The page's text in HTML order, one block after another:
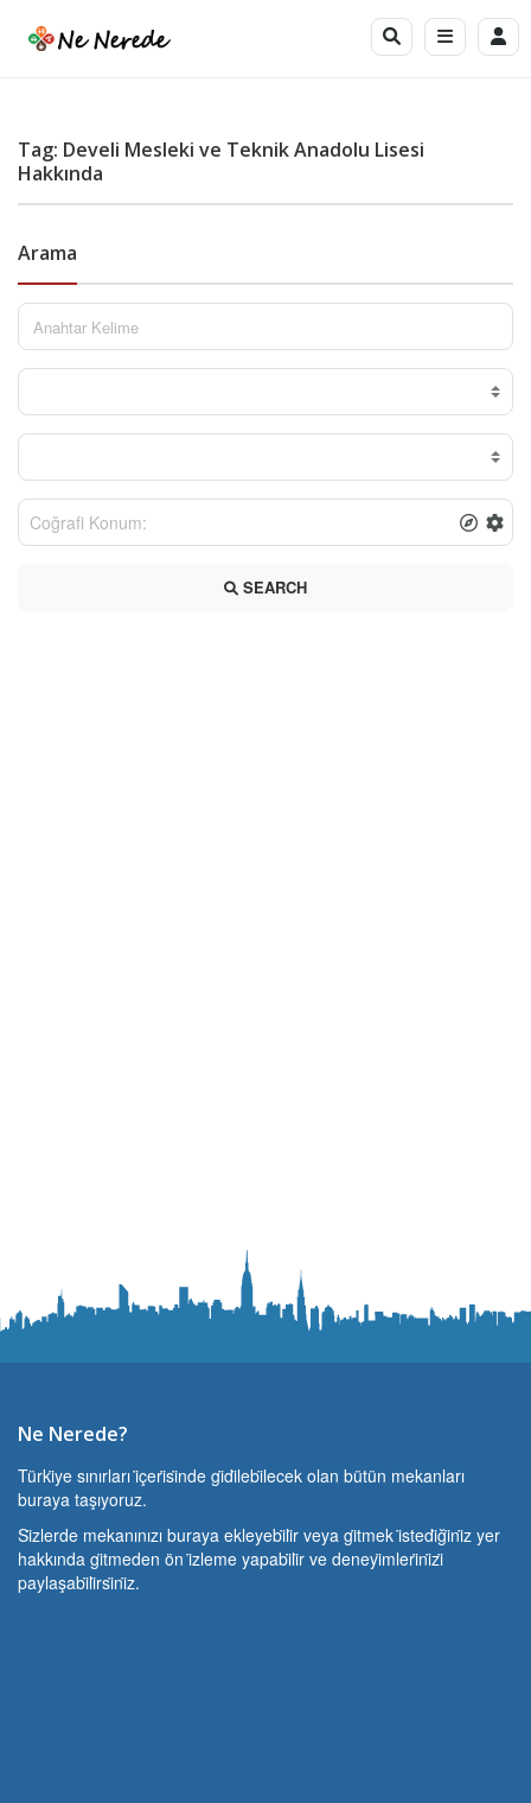
Tag: Develi Mesleki ve Teknik Anadolu Lisesi
Hakkında
Arama
SEARCH
Ne Nerede?
Türki̇ye sınırları i̇çeri̇si̇nde gi̇di̇lebi̇lecek olan bütün mekanları
buraya taşıyoruz.
Si̇zlerde mekanınızı buraya ekleyebi̇li̇r veya gi̇tmek i̇stedi̇ği̇ni̇z yer
hakkında gi̇tmeden ön i̇zleme yapabi̇li̇r ve deneyi̇mleri̇ni̇zi̇
paylaşabi̇li̇rsi̇ni̇z.